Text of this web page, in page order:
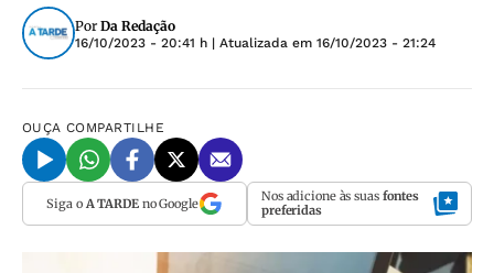
Por Da Redação
16/10/2023 - 20:41 h | Atualizada em 16/10/2023 - 21:24
OUÇA COMPARTILHE
Siga o A TARDEno Google Nos adicione às suas fontes
preferidas